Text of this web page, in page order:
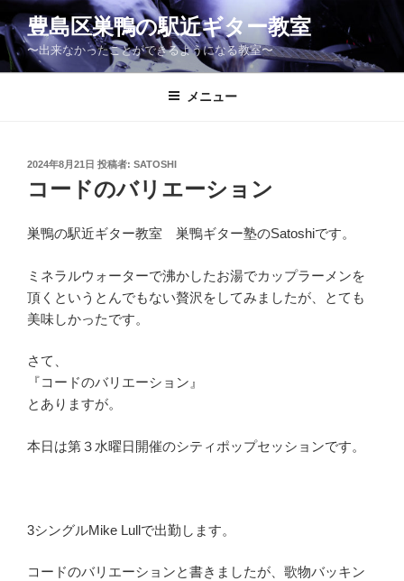
ン
テ
ン
豊島区巣鴨の駅近ギター教室
〜出来なかったことができるようになる教室〜
メニュー
投
日:
2024年8月21日 投稿者: SATOSHI
コードのバリエーション
巣鴨の駅近ギター教室 巣鴨ギター塾のSatoshiです。
ミネラルウォーターで沸かしたお湯でカップラーメンを
頂くというとんでもない贅沢をしてみましたが、とても
美味しかったです。
さて、
『コードのバリエーション』
とありますが。
本日は第３水曜日開催のシティポップセッションです。
3シングルMike Lullで出勤します。
コードのバリエーションと書きましたが、歌物バッキン